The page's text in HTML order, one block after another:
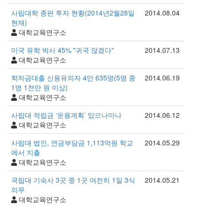
사립대학 종편 투자 현황(2014년2월28일
현재)
대학교육연구소
2014.08.04
미국 유학 박사 45% "귀국 않겠다"
대학교육연구소
2014.07.13
학자금대출 신용유의자 4만 635명(5명 중
1명 1천만 원 이상)
대학교육연구소
2014.06.19
사립대 적립금 ‘운용계획’ 있으나마나
대학교육연구소
2014.06.12
사립대 법인, 연금부담금 1,113억원 학교
에서 지출
대학교육연구소
2014.05.29
국립대 기숙사 3곳 중 1곳 여전히 1일 3식
의무
대학교육연구소
2014.05.21